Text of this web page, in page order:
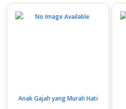
Anak Gajah yang Murah Hati